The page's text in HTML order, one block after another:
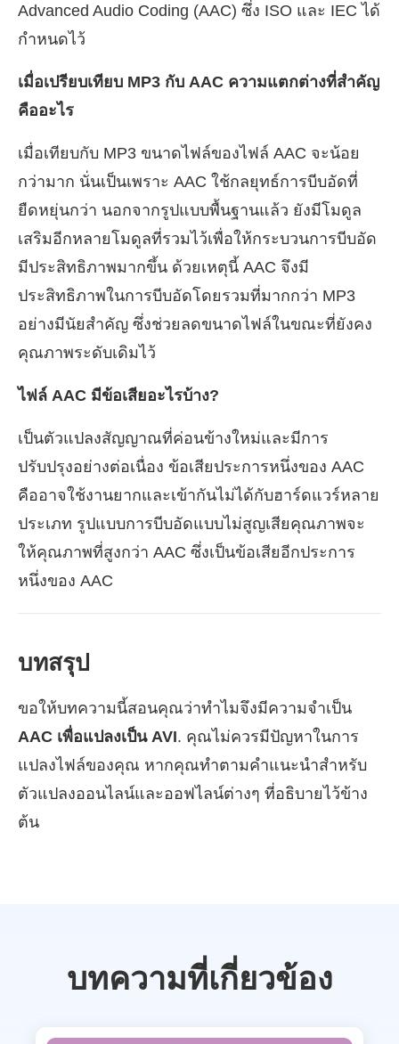
Advanced Audio Coding (AAC) ซึ่ง ISO และ IEC ได้
กำหนดไว้
เมื่อเปรียบเทียบ MP3 กับ AAC ความแตกต่างที่สำคัญ
คืออะไร
เมื่อเทียบกับ MP3 ขนาดไฟล์ของไฟล์ AAC จะน้อย
กว่ามาก นั่นเป็นเพราะ AAC ใช้กลยุทธ์การบีบอัดที่
ยืดหยุ่นกว่า นอกจากรูปแบบพื้นฐานแล้ว ยังมีโมดูล
เสริมอีกหลายโมดูลที่รวมไว้เพื่อให้กระบวนการบีบอัด
มีประสิทธิภาพมากขึ้น ด้วยเหตุนี้ AAC จึงมี
ประสิทธิภาพในการบีบอัดโดยรวมที่มากกว่า MP3
อย่างมีนัยสำคัญ ซึ่งช่วยลดขนาดไฟล์ในขณะที่ยังคง
คุณภาพระดับเดิมไว้
ไฟล์ AAC มีข้อเสียอะไรบ้าง?
เป็นตัวแปลงสัญญาณที่ค่อนข้างใหม่และมีการ
ปรับปรุงอย่างต่อเนื่อง ข้อเสียประการหนึ่งของ AAC
คืออาจใช้งานยากและเข้ากันไม่ได้กับฮาร์ดแวร์หลาย
ประเภท รูปแบบการบีบอัดแบบไม่สูญเสียคุณภาพจะ
ให้คุณภาพที่สูงกว่า AAC ซึ่งเป็นข้อเสียอีกประการ
หนึ่งของ AAC
บทสรุป
ขอให้บทความนี้สอนคุณว่าทำไมจึงมีความจำเป็น
AAC เพื่อแปลงเป็น AVI. คุณไม่ควรมีปัญหาในการ
แปลงไฟล์ของคุณ หากคุณทำตามคำแนะนำสำหรับ
ตัวแปลงออนไลน์และออฟไลน์ต่างๆ ที่อธิบายไว้ข้าง
ต้น
บทความที่เกี่ยวข้อง